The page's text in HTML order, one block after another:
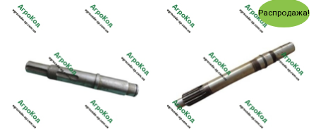
Распродажа!
Первоначальная
цена
составляла
1,060.00 грн..
цена: